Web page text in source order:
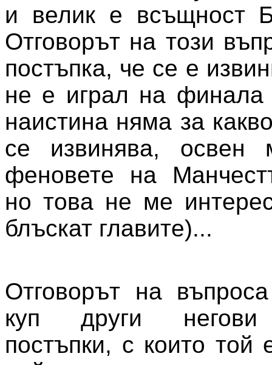
и велик е всъщност
Отговорът на този
постъпка, че се е
не е играл на финала
наистина няма за
се извинява,
феновете на
но това не ме
блъскат главите)...
Отговорът на
куп други негови
постъпки, с които той